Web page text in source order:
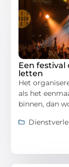
Een festival
letten
Het
als het
binnen, dan